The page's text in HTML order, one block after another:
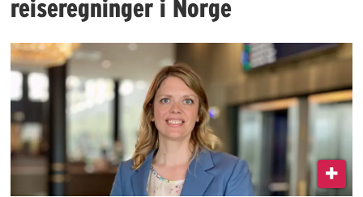
reiseregninger i Norge